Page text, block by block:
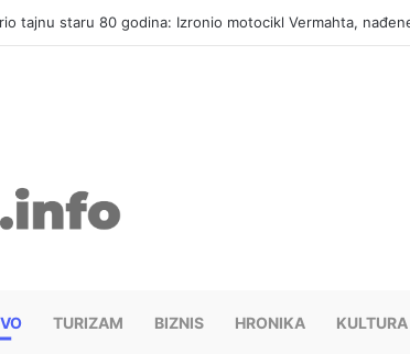
tajnu staru 80 godina: Izronio motocikl Vermahta,
TURIZAM BIZNIS HRONIKA KULTURA